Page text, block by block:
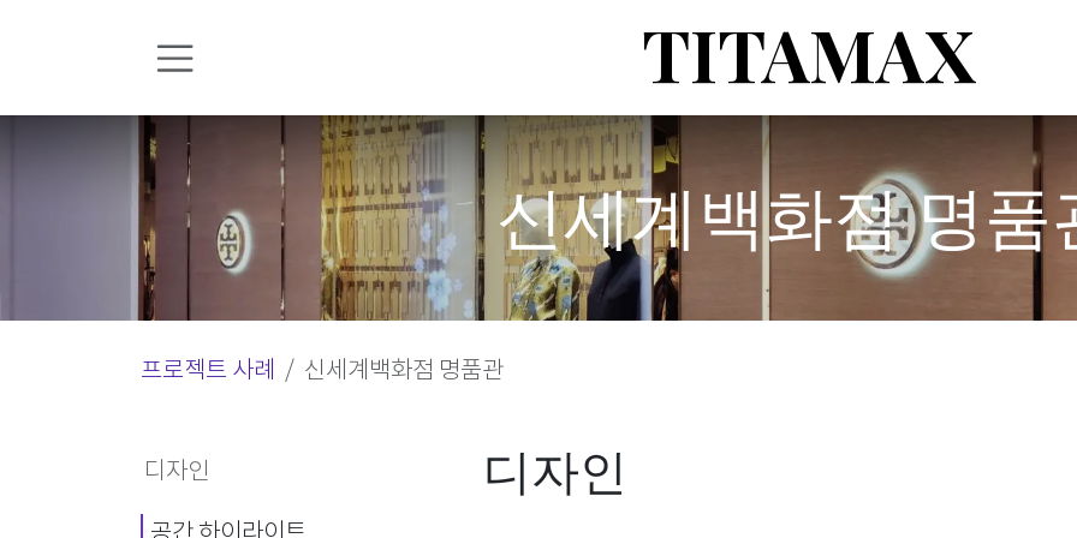
TITAMAX
신세계백화점 명품
프로젝트 사례 신세계백화점 명품관
디자인 디자인